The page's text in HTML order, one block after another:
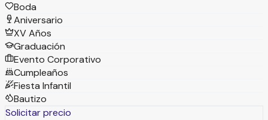
Boda
Aniversario
XV Años
Graduación
Evento Corporativo
Cumpleaños
Fiesta Infantil
Bautizo
Solicitar precio